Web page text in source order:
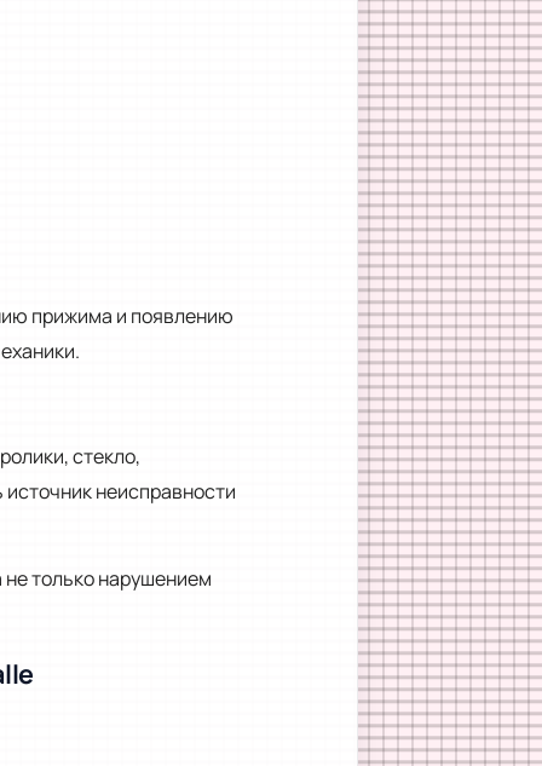
прижима и появлению
стекло,
неисправности
только нарушением